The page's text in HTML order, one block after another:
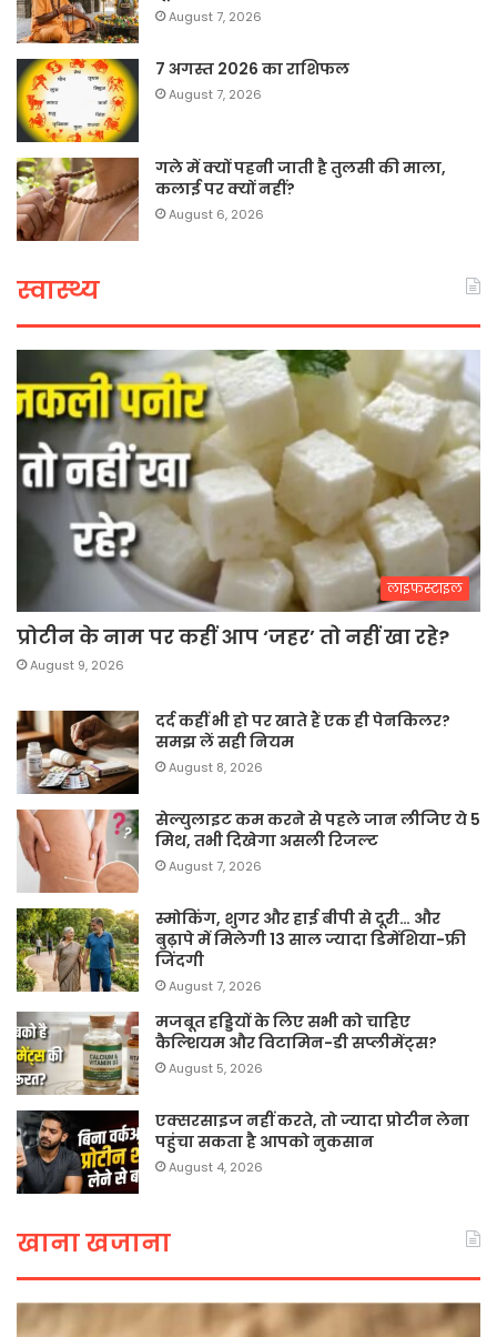
August 7, 2026
7 अगस्त 2026 का राशिफल
August 7, 2026
गले में क्यों पहनी जाती है तुलसी की माला,
कलाई पर क्यों नहीं?
August 6, 2026
स्वास्थ्य
लाइफस्टाइल
प्रोटीन के नाम पर कहीं आप ‘जहर’ तो नहीं खा रहे?
August 9, 2026
दर्द कहीं भी हो पर खाते हैं एक ही पेनकिलर?
समझ लें सही नियम
August 8, 2026
सेल्युलाइट कम करने से पहले जान लीजिए ये 5
मिथ, तभी दिखेगा असली रिजल्ट
August 7, 2026
स्मोकिंग, शुगर और हाई बीपी से दूरी… और
बुढ़ापे में मिलेगी 13 साल ज्यादा डिमेंशिया-फ्री
जिंदगी
August 7, 2026
मजबूत हड्डियों के लिए सभी को चाहिए
कैल्शियम और विटामिन-डी सप्लीमेंट्स?
August 5, 2026
एक्सरसाइज नहीं करते, तो ज्यादा प्रोटीन लेना
पहुंचा सकता है आपको नुकसान
August 4, 2026
खाना खजाना